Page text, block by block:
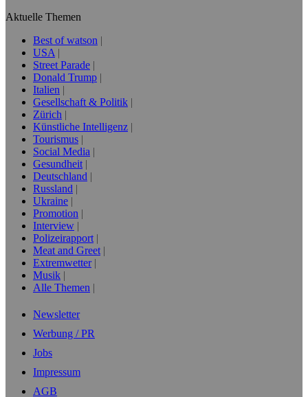
Aktuelle Themen
Best of watson
USA
Street Parade
Donald Trump
Italien
Gesellschaft & Politik
Zürich
Künstliche Intelligenz
Tourismus
Social Media
Gesundheit
Deutschland
Russland
Ukraine
Promotion
Interview
Polizeirapport
Meat and Greet
Extremwetter
Musik
Alle Themen
Newsletter
Werbung / PR
Jobs
Impressum
AGB